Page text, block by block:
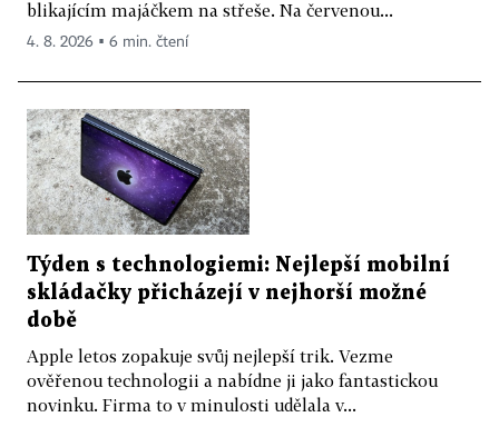
blikajícím majáčkem na střeše. Na červenou...
4. 8. 2026 ▪ 6 min. čtení
Týden s technologiemi: Nejlepší mobilní
skládačky přicházejí v nejhorší možné
době
Apple letos zopakuje svůj nejlepší trik. Vezme
ověřenou technologii a nabídne ji jako fantastickou
novinku. Firma to v minulosti udělala v...